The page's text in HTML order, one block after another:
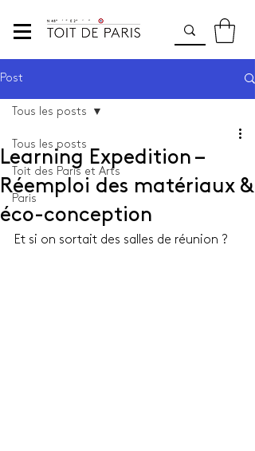
Post
Tous les posts
Toit des Paris et Arts
Paris
Tous les posts
Learning Expedition –
Réemploi des matériaux &
éco-conception
Et si on sortait des salles de réunion ?